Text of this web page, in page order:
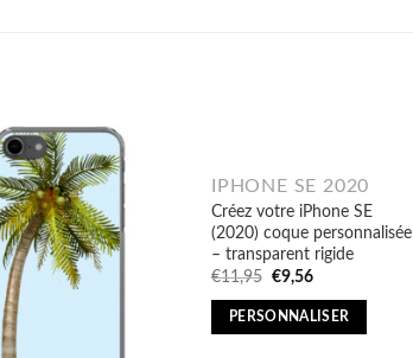
IPHONE SE 2020
Créez votre iPhone SE
(2020) coque personnalisée
– transparent rigide
€11,95 Original
was:
€11,95.
€9,56Current
is:
€9,56.
PERSONNALISER